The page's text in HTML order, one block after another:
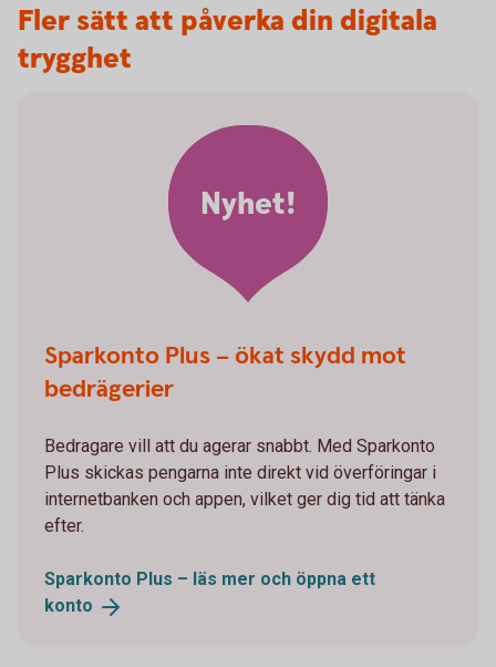
Fler sätt att påverka din digitala
trygghet
Sparkonto Plus – ökat skydd mot
bedrägerier
Bedragare vill att du agerar snabbt. Med Sparkonto
Plus skickas pengarna inte direkt vid överföringar i
internetbanken och appen, vilket ger dig tid att tänka
efter.
Sparkonto Plus – läs mer och öppna ett
konto
Nyhet!